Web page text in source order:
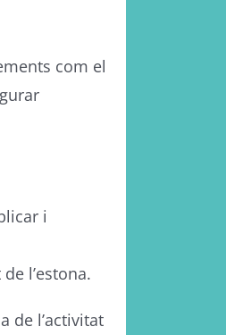
com el
i
l’estona.
de l’activitat